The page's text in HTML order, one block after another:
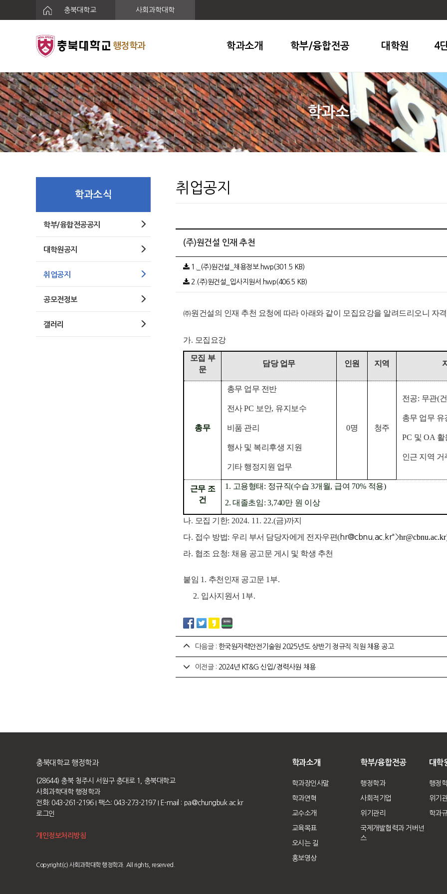
충북대학교 사회과학대학
행정학과 학과소개 학부/융합전공 대학원 4
학과소식
학과소식
학부/융합전공공지
대학원공지
취업공지
공모전정보
갤러리
취업공지
(주)원건설 인재 추천
1._(주)원건설_채용정보.hwp(301.5 KB)
2.(주)원건설_입사지원서.hwp(406.5 KB)
㈜원건설의 인재 추천 요청에 따라 아래와 같이 모집요강을 알려드리오니 자
가. 모집요강
모집 부
문
담당 업무 인원 지역
총무
총무 업무 전반
전사PC 보안, 유지보수
비품 관리
행사 및 복리후생 지원
기타 행정지원 업무
0명 청주
전공: 무관(
총무 업무 유
PC 및 OA 활
인근 지역 거
근무 조
건
1. 고용형태 : 정규직(수습3개월, 급여 70% 적용)
2. 대졸초임: 3,740만 원 이상
나. 모집 기한: 2024. 11. 22.(금)까지
다. 접수 방법: 우리 부서 담당자에게 전자우편(hr@cbnu.ac.kr">hr@cbnu.ac.kr
라. 협조 요청: 채용 공고문 게시 및 학생 추천
붙임 1. 추천인재 공고문 1 부.
2. 입사지원서 1 부.
다음글 : 한국원자력안전기술원 2025년도 상반기 정규직 직원 채용 공고
이전글 : 2024년 KT&G 신입/경력사원 채용
충북대학교 행정학과
(28644) 충북 청주시 서원구 충대로 1, 충북대학교
사회과학대학 행정학과
전화: 043-261-2196 I 팩스: 043-273-2197 I E-mail : pa@chungbuk.ac.kr
로그인
개인정보처리방침
Copyright(c) 사회과학대학 행정학과. All rights, reserved.
학과소개
학과장인사말
학과연혁
교수소개
교육목표
오시는 길
홍보영상
학부/융합전공
행정학과
사회적기업
위기관리
국제개발협력과 거버넌
스
대학
행정
위기
학과